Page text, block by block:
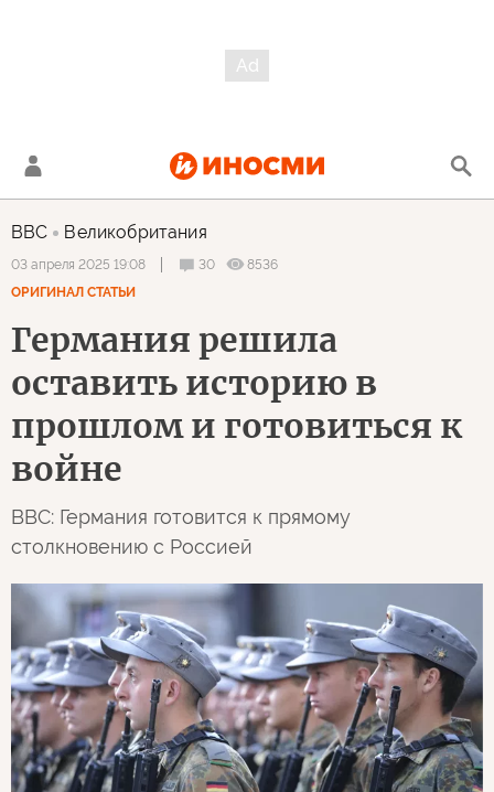
BBC Великобритания
03 апреля 2025 19:08 30
8536
ОРИГИНАЛ СТАТЬИ
Германия решила
оставить историю в
прошлом и готовиться к
войне
BBC: Германия готовится к прямому
столкновению с Россией